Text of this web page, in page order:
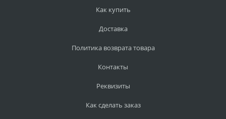
Как купить
Доставка
Политика возврата товара
Контакты
Реквизиты
Как сделать заказ